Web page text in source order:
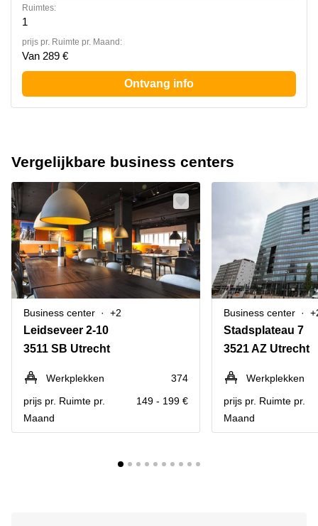
Ruimtes:
1
prijs pr. Ruimte pr. Maand:
Van 289 €
Ontvang info
Vergelijkbare business centers
Business center +2
Leidseveer 2-10
3511 SB Utrecht
Werkplekken
374
prijs pr. Ruimte pr.
Maand
149 - 199 €
Business center
Stadsplateau 7
3521 AZ Utrecht
Werkplekken
prijs pr. Ruimte pr.
Maand